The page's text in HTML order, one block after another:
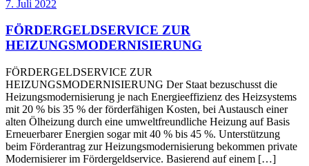
7. Juli 2022
FÖRDERGELDSERVICE ZUR
HEIZUNGSMODERNISIERUNG
FÖRDERGELDSERVICE ZUR
HEIZUNGSMODERNISIERUNG Der Staat bezuschusst die
Heizungsmodernisierung je nach Energieeffizienz des Heizsystems
mit 20 % bis 35 % der förderfähigen Kosten, bei Austausch einer
alten Ölheizung durch eine umweltfreundliche Heizung auf Basis
Erneuerbarer Energien sogar mit 40 % bis 45 %. Unterstützung
beim Förderantrag zur Heizungsmodernisierung bekommen private
Modernisierer im Fördergeldservice. Basierend auf einem […]